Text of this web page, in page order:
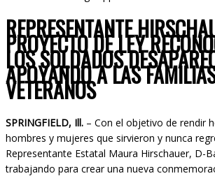
REPRESENTANTE
PROYECTO DE LEY
LOS SOLDADOS
APOYANDO A LAS
VETERANOS
SPRINGFIELD, Ill. – Con el objetivo de rendir
hombres y mujeres que sirvieron y nunca
Representante Estatal Maura Hirschauer, D-
trabajando para crear una nueva